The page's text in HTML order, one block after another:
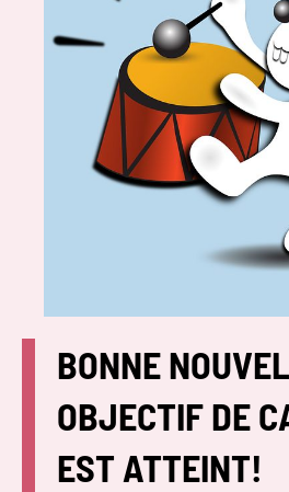
BONNE
OBJECTIF DE
EST ATTEINT!